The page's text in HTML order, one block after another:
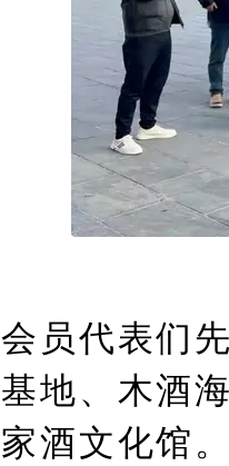
会员代表们
基地、木酒
家酒文化馆